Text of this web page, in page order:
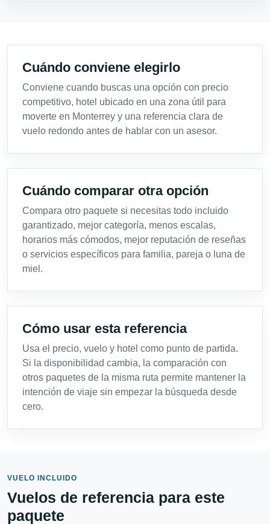
Cuándo conviene elegirlo
Conviene cuando buscas una opción con precio
competitivo, hotel ubicado en una zona útil para
moverte en Monterrey y una referencia clara de
vuelo redondo antes de hablar con un asesor.
Cuándo comparar otra opción
Compara otro paquete si necesitas todo incluido
garantizado, mejor categoría, menos escalas,
horarios más cómodos, mejor reputación de reseñas
o servicios específicos para familia, pareja o luna de
miel.
Cómo usar esta referencia
Usa el precio, vuelo y hotel como punto de partida.
Si la disponibilidad cambia, la comparación con
otros paquetes de la misma ruta permite mantener la
intención de viaje sin empezar la búsqueda desde
cero.
VUELO INCLUIDO
Vuelos de referencia para este
paquete